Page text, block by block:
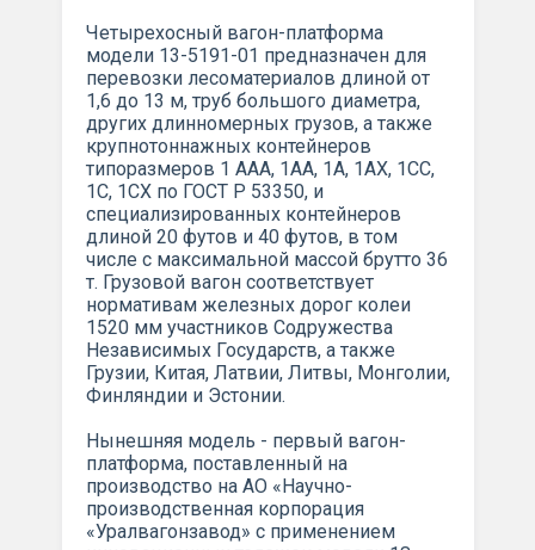
Четырехосный вагон-платформа
модели 13-5191-01 предназначен для
перевозки лесоматериалов длиной от
1,6 до 13 м, труб большого диаметра,
других длинномерных грузов, а также
крупнотоннажных контейнеров
типоразмеров 1 ААА, 1АА, 1А, 1АХ, 1СС,
1С, 1СХ по ГОСТ Р 53350, и
специализированных контейнеров
длиной 20 футов и 40 футов, в том
числе с максимальной массой брутто 36
т. Грузовой вагон соответствует
нормативам железных дорог колеи
1520 мм участников Содружества
Независимых Государств, а также
Грузии, Китая, Латвии, Литвы, Монголии,
Финляндии и Эстонии.
Нынешняя модель - первый вагон-
платформа, поставленный на
производство на АО «Научно-
производственная корпорация
«Уралвагонзавод» с применением